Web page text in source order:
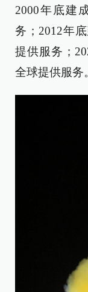
2000年底建
务；2012年
提供服务；
全球提供服务